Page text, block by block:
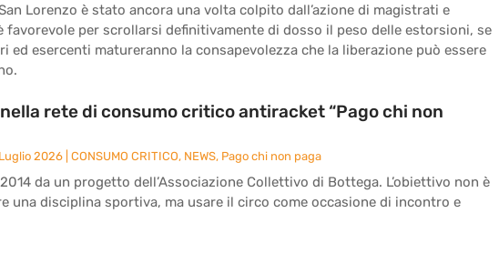
Lorenzo è stato ancora una volta colpito dall’azione di magistrati e
favorevole per scrollarsi definitivamente di dosso il peso delle estorsioni, se
ed esercenti matureranno la consapevolezza che la liberazione può essere
rete di consumo critico antiracket “Pago chi non
2026 CONSUMO CRITICO, NEWS, Pago chi non paga
da un progetto dell’Associazione Collettivo di Bottega. L’obiettivo non è
una disciplina sportiva, ma usare il circo come occasione di incontro e